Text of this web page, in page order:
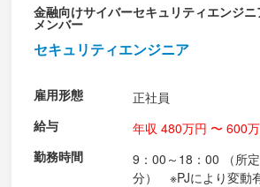
金融向けサイバーセキュリティエンジ
メンバー
セキュリティエンジニア
雇用形態
正社員
給与
年収 480万円 〜 600
勤務時間
9：00～18：00 （所
分） ※PJにより変動